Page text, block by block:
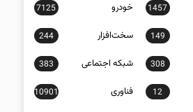
1457 خودرو 7125
149 سخت‌افزار 244
308 شبكه اجتماعی 383
12 فناوری 10901